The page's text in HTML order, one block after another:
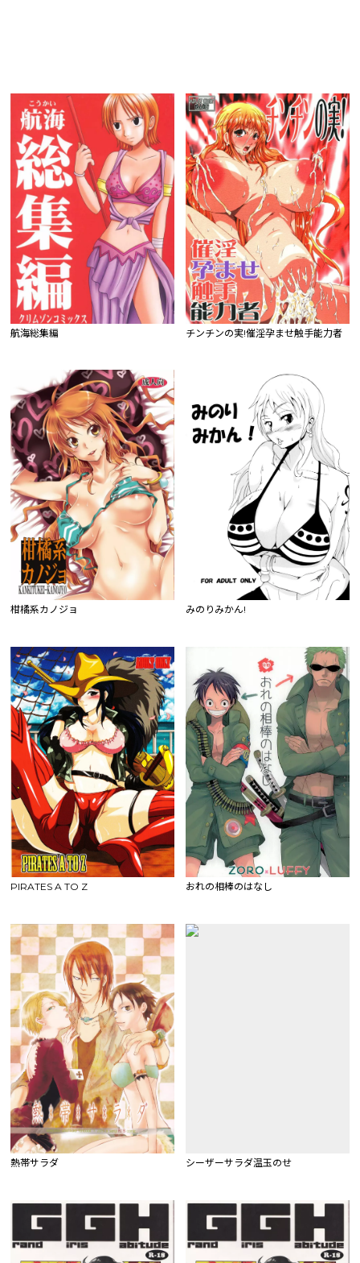
航海総集編 チンチンの実!催淫孕ませ触手能力者
柑橘系カノジョ みのりみかん!
PIRATES A TO Z おれの相棒のはなし
熱帯サラダ シーザーサラダ温玉のせ